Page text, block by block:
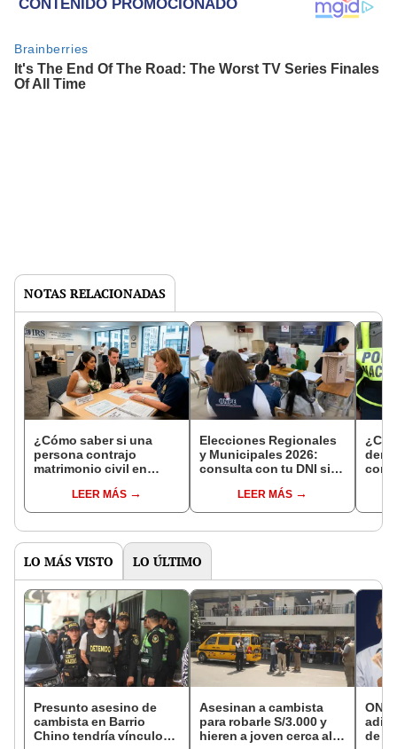
NOTAS RELACIONADAS
¿Cómo saber si una
persona contrajo
matrimonio civil en
LEER MÁS
Elecciones Regionales
y Municipales 2026:
consulta con tu DNI si
de mesa para este 4 de
octubre en el link oficial
LEER MÁS
con
LO MÁS VISTO LO ÚLTIMO
Presunto asesino de
cambista en Barrio
Chino tendría vínculos
Asesinan a cambista
para robarle S/3.000 y
hieren a joven cerca al
ONP
de